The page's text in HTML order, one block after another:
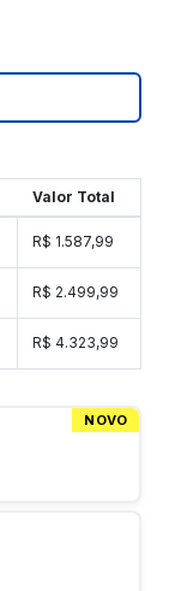
Valor Total
R$ 1.587,99
R$ 2.499,99
R$ 4.323,99
NOVO